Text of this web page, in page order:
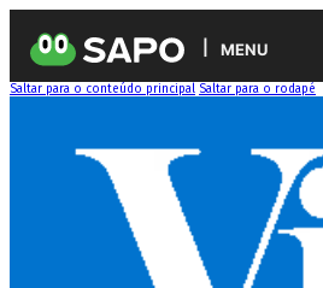
MENU
Saltar para o conteúdo principal Saltar para o rodapé